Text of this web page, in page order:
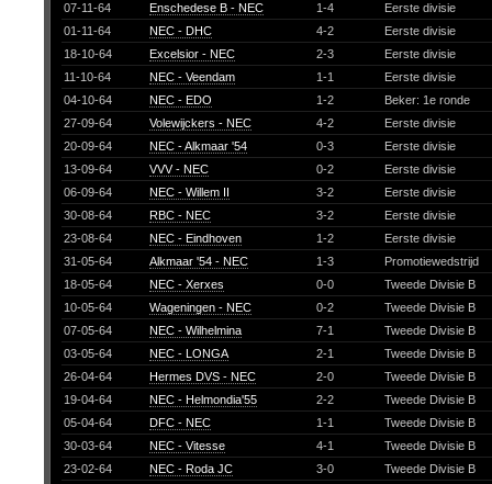
07-11-64
Enschedese B - NEC 1-4
Eerste divisie
01-11-64
NEC - DHC 4-2
Eerste divisie
18-10-64
Excelsior - NEC 2-3
Eerste divisie
11-10-64
NEC - Veendam 1-1
Eerste divisie
04-10-64
NEC - EDO 1-2
Beker: 1e ronde
27-09-64
Volewijckers - NEC 4-2
Eerste divisie
20-09-64
NEC - Alkmaar '54 0-3
Eerste divisie
13-09-64
VVV - NEC 0-2
Eerste divisie
06-09-64
NEC - Willem II 3-2
Eerste divisie
30-08-64
RBC - NEC 3-2
Eerste divisie
23-08-64
NEC - Eindhoven 1-2
Eerste divisie
31-05-64
Alkmaar '54 - NEC 1-3
Promotiewedstrijd
18-05-64
NEC - Xerxes 0-0
Tweede Divisie B
10-05-64
Wageningen - NEC 0-2
Tweede Divisie B
07-05-64
NEC - Wilhelmina 7-1
Tweede Divisie B
03-05-64
NEC - LONGA 2-1
Tweede Divisie B
26-04-64
Hermes DVS - NEC 2-0
Tweede Divisie B
19-04-64
NEC - Helmondia'55 2-2
Tweede Divisie B
05-04-64
DFC - NEC 1-1
Tweede Divisie B
30-03-64
NEC - Vitesse 4-1
Tweede Divisie B
23-02-64
NEC - Roda JC 3-0
Tweede Divisie B